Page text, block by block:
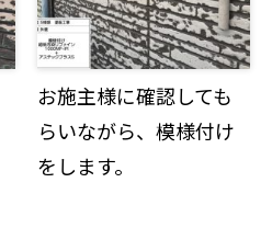
お施主様に確認しても
らいながら、模様付け
をします。